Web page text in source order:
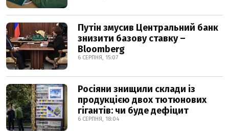
Путін змусив Центральний банк
знизити базову ставку –
Bloomberg
6 СЕРПНЯ, 15:07
Росіяни знищили склади із
продукцією двох тютюнових
гігантів: чи буде дефіцит
6 СЕРПНЯ, 18:04